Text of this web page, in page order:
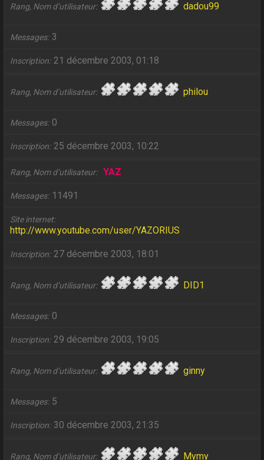
Rang, Nom d’utilisateur dadou99
Messages 3
Inscription 21 décembre 2003, 01:18
Rang, Nom d’utilisateur philou
Messages 0
Inscription 25 décembre 2003, 10:22
Rang, Nom d’utilisateur YAZ
Messages 11491
Site internet
http://www.youtube.com/user/YAZORIUS
Inscription 27 décembre 2003, 18:01
Rang, Nom d’utilisateur DID1
Messages 0
Inscription 29 décembre 2003, 19:05
Rang, Nom d’utilisateur ginny
Messages 5
Inscription 30 décembre 2003, 21:35
Rang, Nom d’utilisateur Mymy